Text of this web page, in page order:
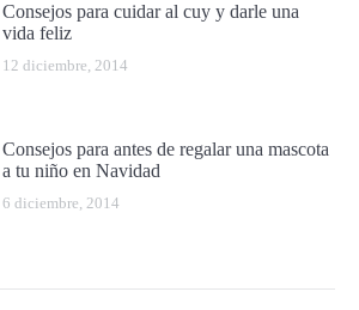
Consejos para cuidar al cuy y darle una
vida feliz
12 diciembre, 2014
Consejos para antes de regalar una mascota
a tu niño en Navidad
6 diciembre, 2014